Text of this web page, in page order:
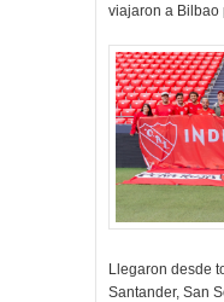
viajaron a Bilbao
Llegaron desde
Santander, San